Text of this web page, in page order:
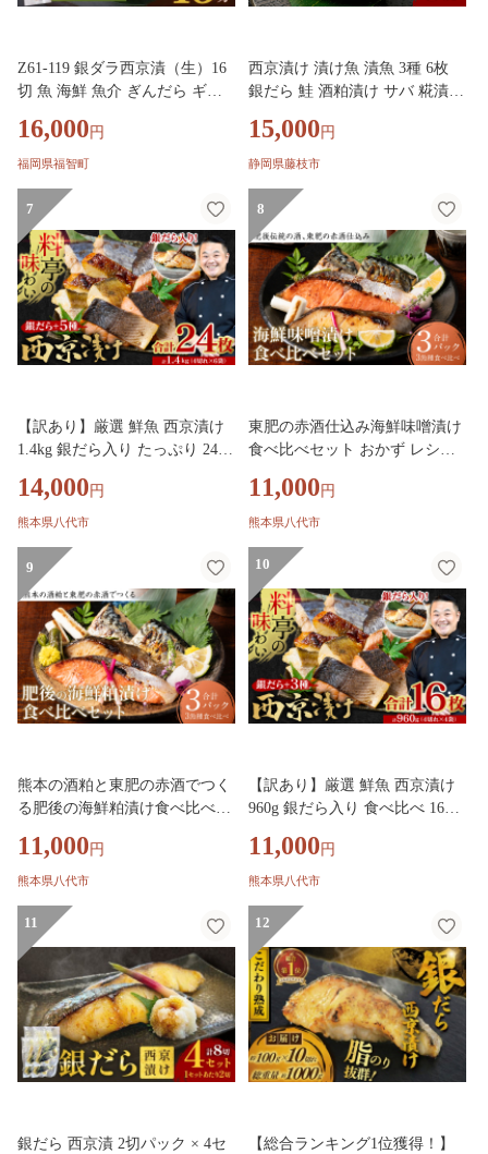
Z61-119 銀ダラ西京漬（生）16
切 魚 海鮮 魚介 ぎんだら ギフ
16,000 円
福岡県福智町
西京漬け 漬け魚 漬魚 3種 6枚
銀だら 鮭 酒粕漬け サバ 糀漬け
サバ 冷凍 個包装 贈答 おかず
漬魚 セット 漬け 惣菜 味付き
15,000 円
静岡県藤枝市
7
【訳あり】厳選 鮮魚 西京漬け
1.4kg 銀だら入り たっぷり 24枚
料亭 西京焼き 銀だら 厳選 鮮魚
魚 さかな 冷凍
14,000 円
熊本県八代市
8
東肥の赤酒仕込み海鮮味噌漬け
食べ比べセット おかず レシピ
サーモン 銀だら 鱈 サバ 鯖 魚
熊本 八代市 食べ比べ
11,000 円
熊本県八代市
9
熊本の酒粕と東肥の赤酒でつく
る肥後の海鮮粕漬け食べ比べセ
赤酒 酒粕 粕漬 サーモン 銀だら
鱈 サバ 鯖 魚 熊本 八代市 食べ
11,000 円
熊本県八代市
10
【訳あり】厳選 鮮魚 西京漬け
960g 銀だら入り 食べ比べ 16枚
料亭 西京焼き 銀だら 厳選 鮮魚
魚 さかな 冷凍
11,000 円
熊本県八代市
11
銀だら 西京漬 2切パック × 4セ
12
【総合ランキング1位獲得！】